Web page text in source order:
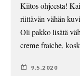
Kiitos ohjeesta!
riittävän vähän
Oli pakko lisätä
creme fraiche,
9.5.2020